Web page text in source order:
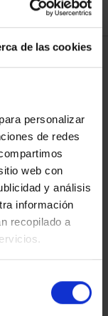
de las cookies
personalizar
de redes
web con
y análisis
información
recopilado a
DE
(2021) PERRO